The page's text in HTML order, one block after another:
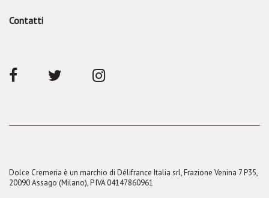
Contatti
Dolce Cremeria è un marchio di Délifrance Italia srl, Frazione Venina 7 P35,
20090 Assago (Milano), P IVA 04147860961